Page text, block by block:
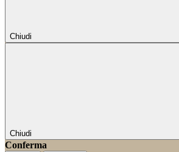
Chiudi
Chiudi
Conferma